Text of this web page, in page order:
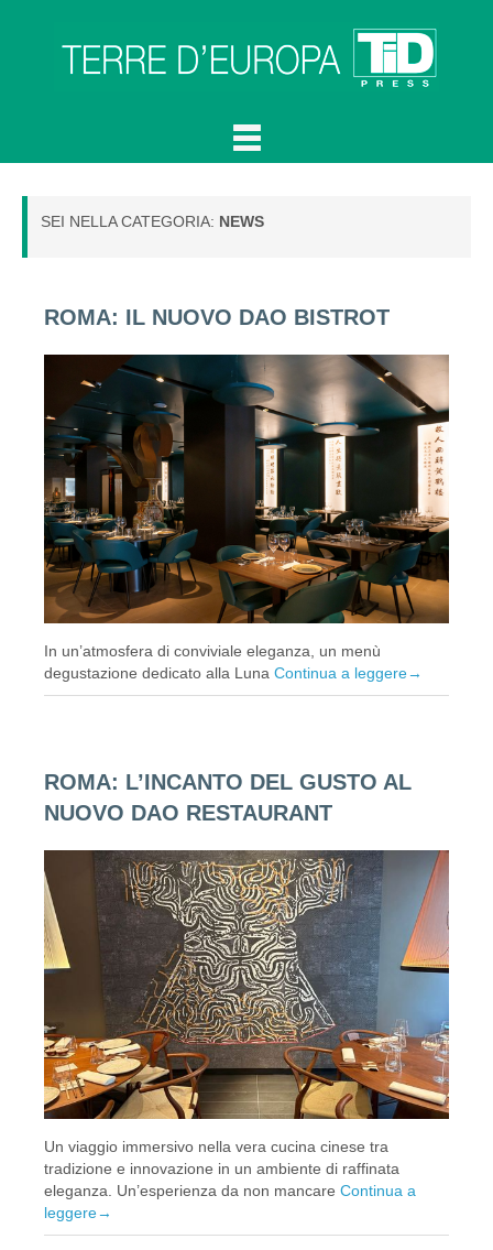
SEI NELLA CATEGORIA: NEWS
ROMA: IL NUOVO DAO BISTROT
In un’atmosfera di conviviale eleganza, un menù
degustazione dedicato alla Luna Continua a leggere→
ROMA: L’INCANTO DEL GUSTO AL
NUOVO DAO RESTAURANT
Un viaggio immersivo nella vera cucina cinese tra
tradizione e innovazione in un ambiente di raffinata
eleganza. Un’esperienza da non mancare Continua a
leggere→